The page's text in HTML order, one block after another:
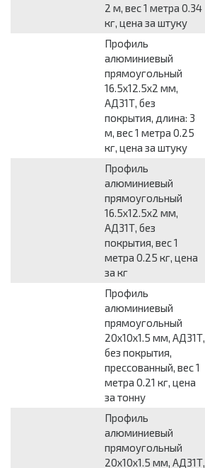
2 м, вес 1 метра 0.34
кг, цена за штуку
Профиль
алюминиевый
прямоугольный
16.5x12.5x2 мм,
АД31Т, без
покрытия, длина: 3
м, вес 1 метра 0.25
кг, цена за штуку
Профиль
алюминиевый
прямоугольный
16.5x12.5x2 мм,
АД31Т, без
покрытия, вес 1
метра 0.25 кг, цена
за кг
Профиль
алюминиевый
прямоугольный
20x10x1.5 мм, АД31Т,
без покрытия,
прессованный, вес 1
метра 0.21 кг, цена
за тонну
Профиль
алюминиевый
прямоугольный
20x10x1.5 мм, АД31Т,